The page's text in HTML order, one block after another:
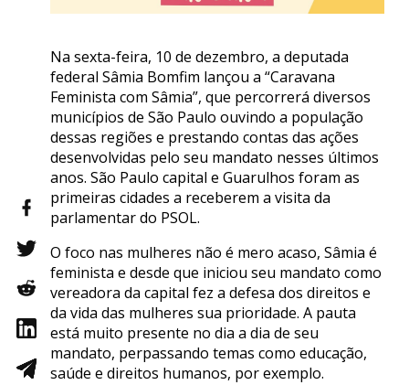
Na sexta-feira, 10 de dezembro, a deputada
federal Sâmia Bomfim lançou a “Caravana
Feminista com Sâmia”, que percorrerá diversos
municípios de São Paulo ouvindo a população
dessas regiões e prestando contas das ações
desenvolvidas pelo seu mandato nesses últimos
anos. São Paulo capital e Guarulhos foram as
primeiras cidades a receberem a visita da
parlamentar do PSOL.
O foco nas mulheres não é mero acaso, Sâmia é
feminista e desde que iniciou seu mandato como
vereadora da capital fez a defesa dos direitos e
da vida das mulheres sua prioridade. A pauta
está muito presente no dia a dia de seu
mandato, perpassando temas como educação,
saúde e direitos humanos, por exemplo.